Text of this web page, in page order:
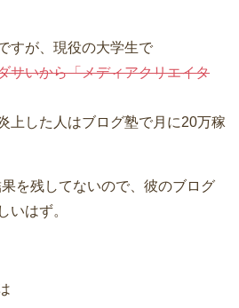
すが、現役の大学生で
サいから「メディアクリエイタ
上した人はブログ塾で月に20万稼
を残してないので、彼のブログ
いはず。